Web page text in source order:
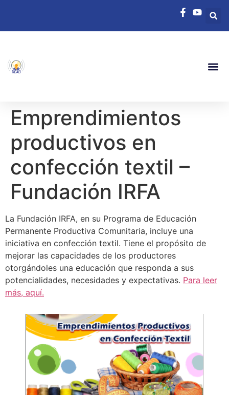
Emprendimientos
productivos en
confección textil –
Fundación IRFA
La Fundación IRFA, en su Programa de Educación
Permanente Productiva Comunitaria, incluye una
iniciativa en confección textil. Tiene el propósito de
mejorar las capacidades de los productores
otorgándoles una educación que responda a sus
potencialidades, necesidades y expectativas. Para leer
más, aquí.